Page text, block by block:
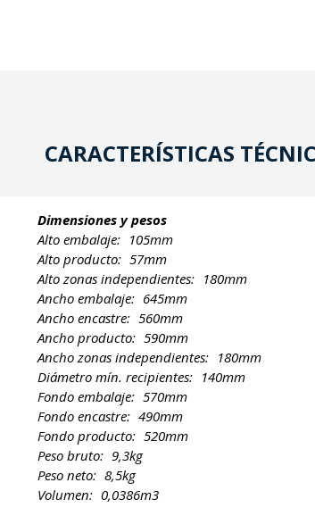
CARACTERÍSTICAS
Dimensiones y pesos
Alto embalaje: 105mm
Alto producto: 57mm
Alto zonas independientes: 180mm
Ancho embalaje: 645mm
Ancho encastre: 560mm
Ancho producto: 590mm
Ancho zonas independientes: 180mm
Diámetro mín. recipientes: 140mm
Fondo embalaje: 570mm
Fondo encastre: 490mm
Fondo producto: 520mm
Peso bruto: 9,3kg
Peso neto: 8,5kg
Volumen: 0,0386m3